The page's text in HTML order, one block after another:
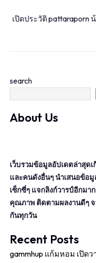
เปิดประวัติ pattaraporn
search
About Us
เว็บรวมข้อมูลอัปเดตล่าสุด
และคนดังอื่นๆ นำเสนอข้อ
เซ็กซี่ๆ แจกลิงก์วารป์อีกมา
คุณภาพ ติดตามผลงานดีๆ จ
กันทุกวัน
Recent Posts
gammhup แก้มหอม เปิด